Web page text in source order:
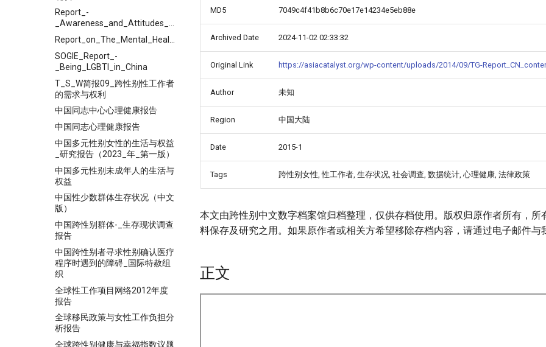
Report_-
_Awareness_and_Attitudes_towards_GenderSexual_Minority_among_Psychiatry_and_Psychological_Counseling_Practitioners
SOGIE_Report_-
_Being_LGBTI_in_China
T_S_W简报09_跨性别性工作者
的需求与权利
中国同志中心心理健康报告
中国同志心理健康报告
中国多元性别女性的生活与权益
_研究报告（2023_年_第一版）
中国多元性别未成年人的生活与
权益
中国性少数群体生存状况（中文
版）
中国跨性别群体-_生存现状调查
报告
中国跨性别者寻求性别确认医疗
程序时遇到的障碍_国际特赦组
织
全球性工作项目网络2012年度
报告
全球移民政策与女性工作负担分
析报告
全球跨性别健康与幸福指数议题
MD5 7049c4f41b8b6c70e17e14234e5eb88e
Archived Date 2024-11-02 02:33:32
Original Link https://asiacatalyst.org/wp-content/uploads/2014/09/TG-
Author 未知
Region 中国大陆
Date 2015-1
Tags 跨性别女性, 性工作者, 生存状况, 社会调查, 数据统计, 心理健康, 法律政策
本文由跨性别中文数字档案馆归档整理，仅供存档使用。版权归原作者所有，所
料保存及研究之用。如果原作者或相关方希望移除存档内容，请通过电子邮件与
正文